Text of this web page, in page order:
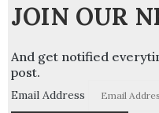
JOIN OUR
And get notified
post.
Email Address